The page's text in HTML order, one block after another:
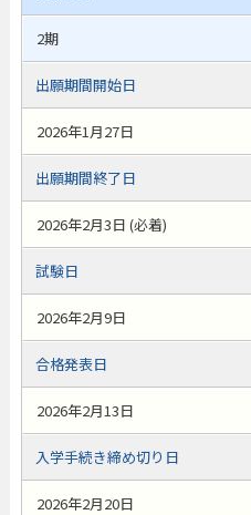
2期
出願期間開始日
2026年1月27日
出願期間終了日
2026年2月3日 (必着)
試験日
2026年2月9日
合格発表日
2026年2月13日
入学手続き締め切り日
2026年2月20日